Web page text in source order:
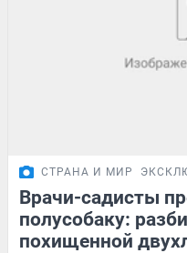
СТРАНА И МИР
Врачи-садисты
полусобаку:
похищенной